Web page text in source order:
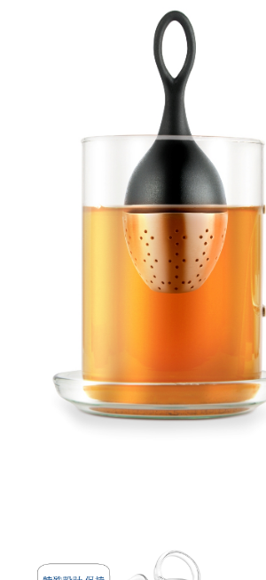
２．關於個人資料處理事宜，請瀏覽以下網址：
https://aftee.tw/terms/#terms3
３．未成年的使用者請事先徵得法定代理人或監護
「AFTEE先享後付」，若未經同意申辦者引起之損
４．使用「AFTEE先享後付」時，將依據個別帳號
時審查核予不同之上限額度；若仍有額度不足之情
５．嚴禁一人註冊多個帳號或使用他人資訊註冊。
恩沛科技股份有限公司將有權停止該用戶之使用額